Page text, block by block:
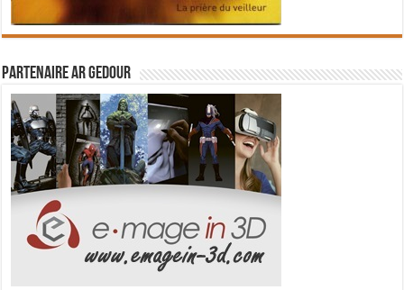
Partenaire Ar Gedour